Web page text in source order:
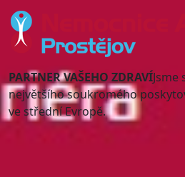
PARTNER VAŠEHO ZDRAVÍJsme
největšího soukromého
ve střední Evropě.